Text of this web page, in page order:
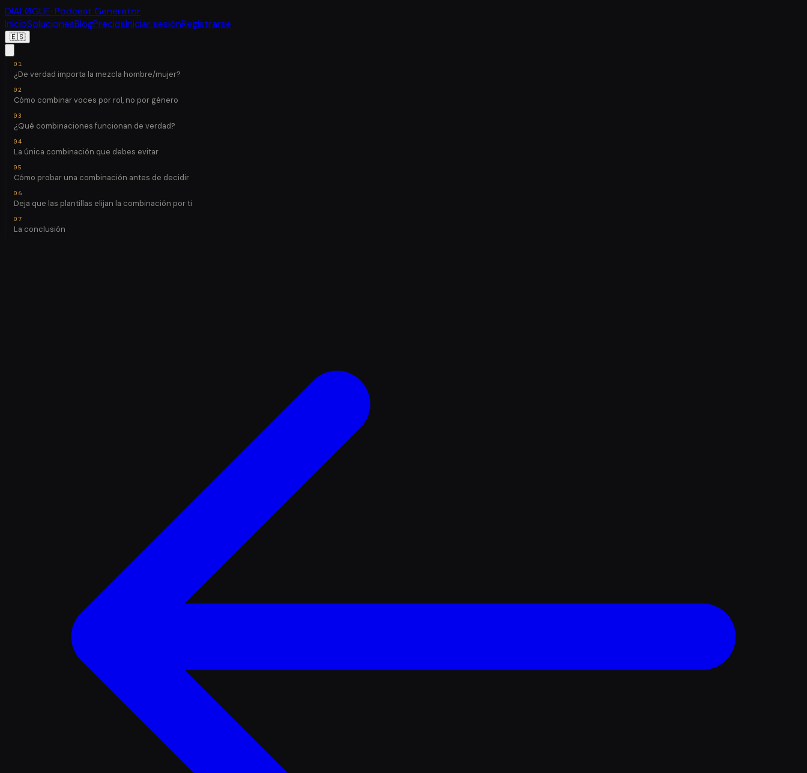
DIALØGUE· Podcast Generator
InicioSolucionesBlogPreciosIniciar sesiónRegistrarse
🇪🇸
¿De verdad importa la mezcla hombre/mujer?
Cómo combinar voces por rol, no por género
¿Qué combinaciones funcionan de verdad?
La única combinación que debes evitar
Cómo probar una combinación antes de decidir
Deja que las plantillas elijan la combinación por ti
La conclusión